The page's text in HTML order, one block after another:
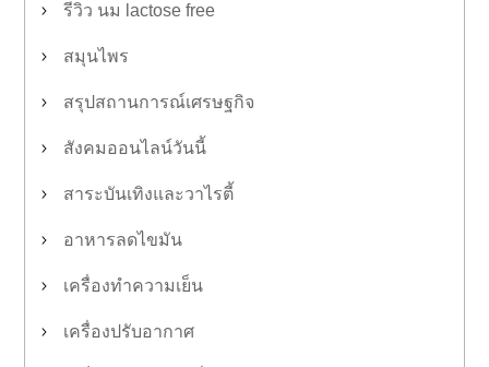
รีวิว นม lactose free
สมุนไพร
สรุปสถานการณ์เศรษฐกิจ
สังคมออนไลน์วันนี้
สาระบันเทิงและวาไรตี้
อาหารลดไขมัน
เครื่องทำความเย็น
เครื่องปรับอากาศ